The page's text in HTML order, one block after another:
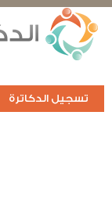
تسجيل الدكاترة